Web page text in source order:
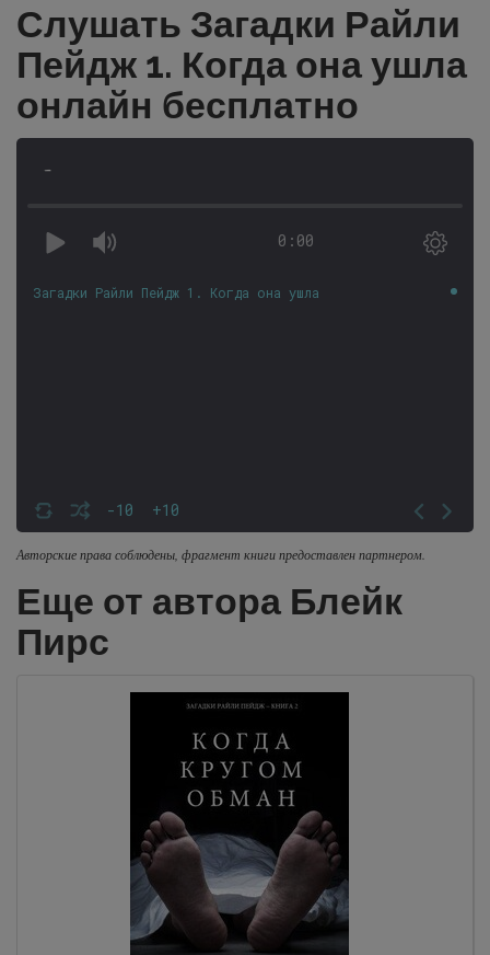
Слушать Загадки Райли
Пейдж 1. Когда она ушла
онлайн бесплатно
-
0:00
-10 +10
Загадки Райли Пейдж 1. Когда она ушла
Авторские права соблюдены, фрагмент книги предоставлен партнером.
Еще от автора Блейк
Пирс